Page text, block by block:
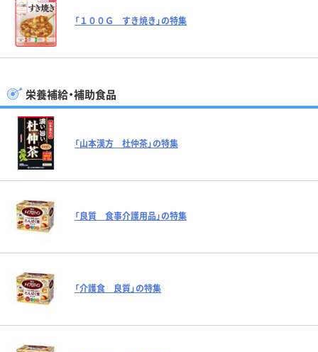
「１００Ｇ すき焼き」の特集
栄養補給・補助食品
「山本漢方 杜仲茶」の特集
「良質 食事介護用品」の特集
「介護食 良質」の特集